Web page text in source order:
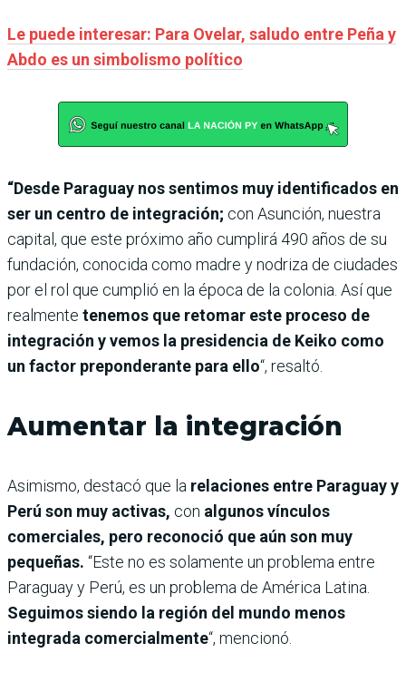
Le puede interesar: Para Ovelar, saludo entre Peña y
Abdo es un simbolismo político
“Desde Paraguay nos sentimos muy identificados en
ser un centro de integración; con Asunción, nuestra
capital, que este próximo año cumplirá 490 años de su
fundación, conocida como madre y nodriza de ciudades
por el rol que cumplió en la época de la colonia. Así que
realmente tenemos que retomar este proceso de
integración y vemos la presidencia de Keiko como
un factor preponderante para ello“, resaltó.
Aumentar la integración
Asimismo, destacó que la relaciones entre Paraguay y
Perú son muy activas, con algunos vínculos
comerciales, pero reconoció que aún son muy
pequeñas. “Este no es solamente un problema entre
Paraguay y Perú, es un problema de América Latina.
Seguimos siendo la región del mundo menos
integrada comercialmente“, mencionó.